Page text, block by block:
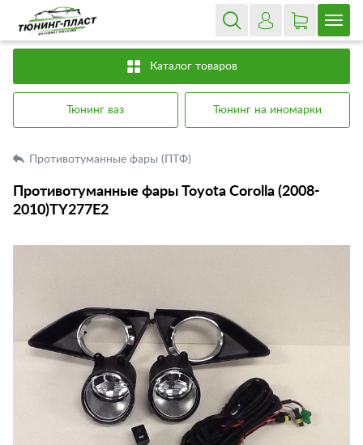
Каталог товаров
Тюнинг ваз Тюнинг на иномарки
Противотуманные фары (ПТФ)
Противотуманные фары Toyota Corolla (2008-
2010)TY277E2